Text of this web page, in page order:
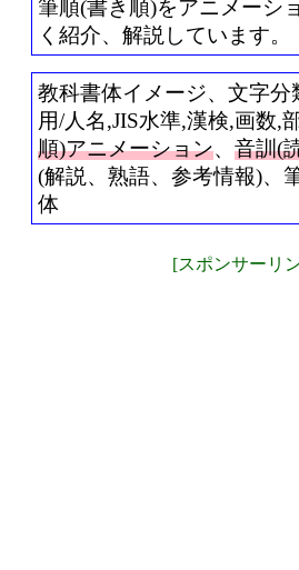
筆順(書き順)をアニメーシ
く紹介、解説しています。
教科書体イメージ、文字分
用/人名,JIS水準,漢検,画数,部
順)アニメーション、 音訓(
(解説、熟語、参考情報)、
体
[スポンサーリ